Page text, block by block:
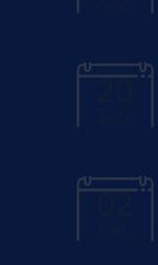
20
02